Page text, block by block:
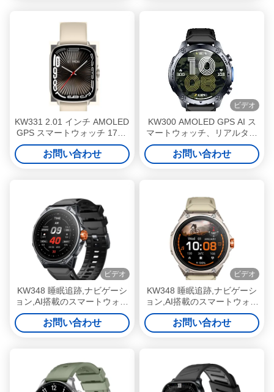
KW331 2.01 インチ AMOLED
GPS スマートウォッチ 170+
スポーツモードで防水
お問い合わせ
ビデオ
KW300 AMOLED GPS AI ス
マートウォッチ、リアルタイ
ム活動量計 & 睡眠トラッカー
AI Q & A 5ATM 防水
お問い合わせ
ビデオ
KW348 睡眠追跡,ナビゲーシ
ョン,AI搭載のスマートウォッ
チ 5ATM 防水評価とメディア
ストレージ
お問い合わせ
ビデオ
KW348 睡眠追跡,ナビゲーシ
ョン,AI搭載のスマートウォッ
チ 5ATM 防水評価とメディア
ストレージ
お問い合わせ